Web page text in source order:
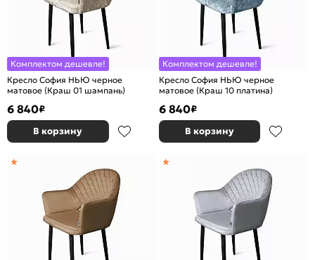
Комплектом дешевле!
Кресло София НЬЮ черное
матовое (Краш 01 шампань)
6 840₽
В корзину
Комплектом дешевле!
Кресло София НЬЮ черное
матовое (Краш 10 платина)
6 840₽
В корзину